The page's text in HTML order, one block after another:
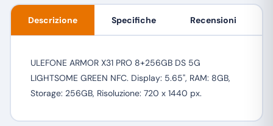
Descrizione Specifiche Recensioni
ULEFONE ARMOR X31 PRO 8+256GB DS 5G
LIGHTSOME GREEN NFC. Display: 5.65", RAM: 8GB,
Storage: 256GB, Risoluzione: 720 x 1440 px.